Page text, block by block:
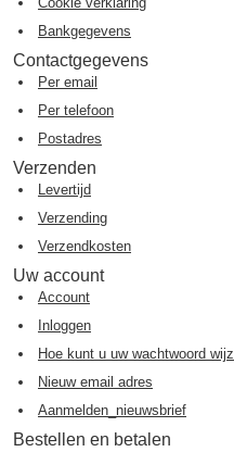
Bankgegevens
Contactgegevens
Per email
Per telefoon
Postadres
Verzenden
Levertijd
Verzending
Verzendkosten
Uw account
Account
Inloggen
Hoe kunt u uw wachtwoord
Nieuw email adres
Aanmelden_nieuwsbrief
Bestellen en betalen